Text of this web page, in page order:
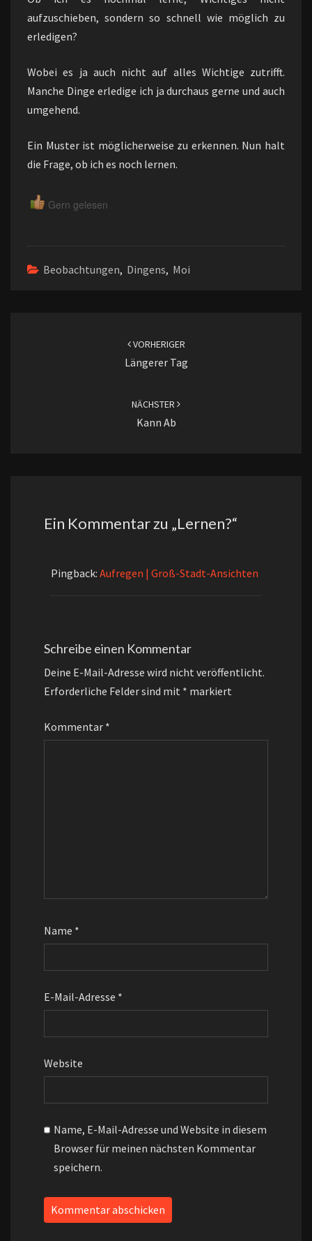
aufzuschieben, sondern so schnell wie möglich zu
erledigen?
Wobei es ja auch nicht auf alles Wichtige zutrifft.
Manche Dinge erledige ich ja durchaus gerne und auch
umgehend.
Ein Muster ist möglicherweise zu erkennen. Nun halt
die Frage, ob ich es noch lernen.
Gern gelesen
Beobachtungen, Dingens, Moi
VORHERIGER
Längerer Tag
NÄCHSTER
Kann Ab
Ein Kommentar zu „Lernen?“
Pingback: Aufregen | Groß-Stadt-Ansichten
Schreibe einen Kommentar
Deine E-Mail-Adresse wird nicht veröffentlicht.
Erforderliche Felder sind mit * markiert
Kommentar *
Name *
E-Mail-Adresse *
Website
Name, E-Mail-Adresse und Website in diesem
Browser für meinen nächsten Kommentar
speichern.